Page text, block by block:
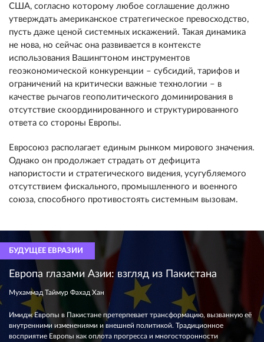
США, согласно которому любое соглашение должно
утверждать американское стратегическое превосходство,
пусть даже ценой системных искажений. Такая динамика
не нова, но сейчас она развивается в контексте
использования Вашингтоном инструментов
геоэкономической конкуренции – субсидий, тарифов и
ограничений на критически важные технологии – в
качестве рычагов геополитического доминирования в
отсутствие скоординированного и структурированного
ответа со стороны Европы.
Евросоюз располагает единым рынком мирового значения.
Однако он продолжает страдать от дефицита
напористости и стратегического видения, усугубляемого
отсутствием фискального, промышленного и военного
союза, способного противостоять системным вызовам.
БУДУЩЕЕ ЕВРАЗИИ
Европа глазами Азии: взгляд из Пакистана
Мухаммад Таймур Фахад Хан
Имидж Европы в Пакистане претерпевает трансформацию, вызванную её
внутренними изменениями и внешней политикой. Традиционное
восприятие Европы как оплота прогресса и многосторонности